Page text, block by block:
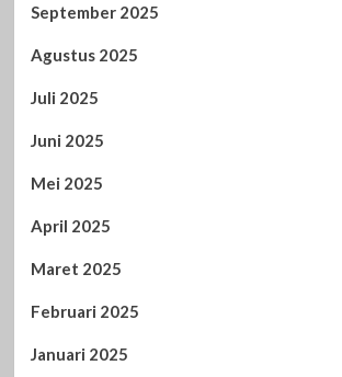
September 2025
Agustus 2025
Juli 2025
Juni 2025
Mei 2025
April 2025
Maret 2025
Februari 2025
Januari 2025